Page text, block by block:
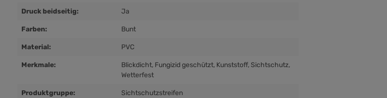
Druck beidseitig: Ja
Farben: Bunt
Material: PVC
Merkmale: Blickdicht, Fungizid geschützt, Kunststoff, Sichtschutz,
Wetterfest
Produktgruppe: Sichtschutzstreifen